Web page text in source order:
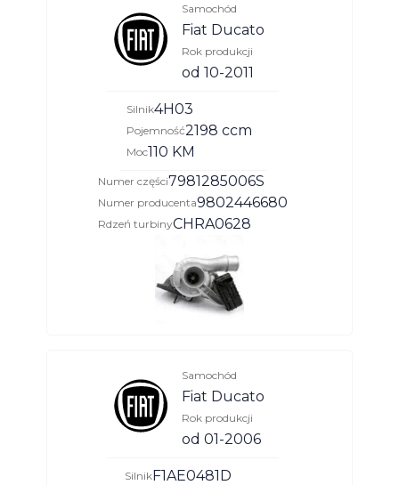
Samochód
Fiat Ducato
Rok produkcji
od 10-2011
Silnik4H03
Pojemność2198 ccm
Moc110 KM
Numer części7981285006S
Numer producenta9802446680
Rdzeń turbinyCHRA0628
Samochód
Fiat Ducato
Rok produkcji
od 01-2006
SilnikF1AE0481D